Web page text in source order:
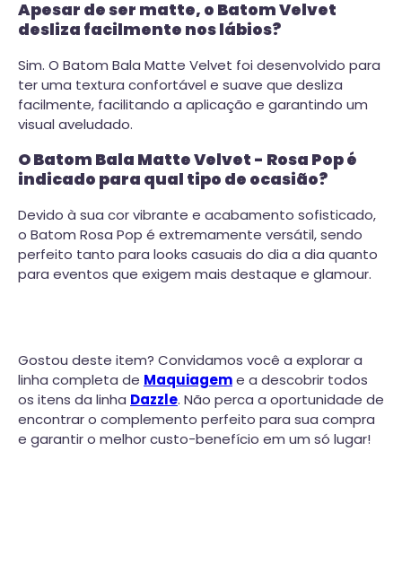
Apesar de ser matte, o Batom Velvet
desliza facilmente nos lábios?
Sim. O Batom Bala Matte Velvet foi desenvolvido para
ter uma textura confortável e suave que desliza
facilmente, facilitando a aplicação e garantindo um
visual aveludado.
O Batom Bala Matte Velvet - Rosa Pop é
indicado para qual tipo de ocasião?
Devido à sua cor vibrante e acabamento sofisticado,
o Batom Rosa Pop é extremamente versátil, sendo
perfeito tanto para looks casuais do dia a dia quanto
para eventos que exigem mais destaque e glamour.
Gostou deste item? Convidamos você a explorar a
linha completa de Maquiageme a descobrir todos
os itens da linha Dazzle. Não perca a oportunidade de
encontrar o complemento perfeito para sua compra
e garantir o melhor custo-benefício em um só lugar!